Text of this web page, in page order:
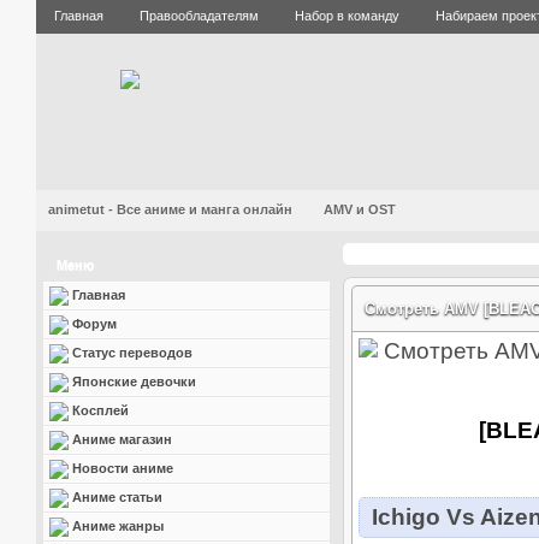
Главная Правообладателям Набор в команду Набираем
animetut - Все аниме и манга онлайн AMV и OST
Меню
Главная
Форум
Статус переводов
Японские девочки
Косплей
Аниме магазин
Новости аниме
Аниме статьи
Аниме жанры
Смотреть AMV
Ichigo Vs